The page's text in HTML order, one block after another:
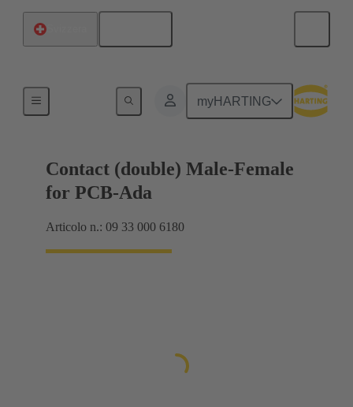
myHARTING
Contact (double) Male-Female
for PCB-Ada
Articolo n.: 09 33 000 6180